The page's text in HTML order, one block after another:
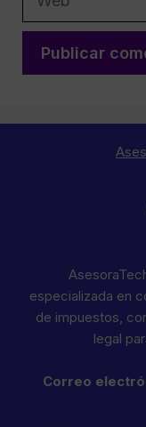
especializada en
de impuestos,
legal
Correo